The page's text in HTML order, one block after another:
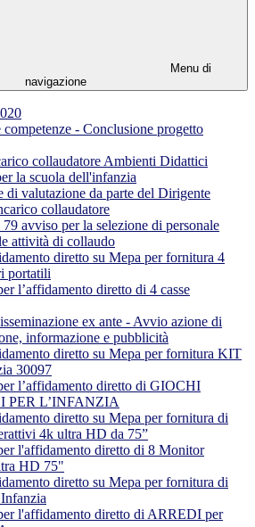
Menu di
navigazione
competenze - Conclusione progetto
collaudatore Ambienti Didattici
la scuola dell'infanzia
di valutazione da parte del Dirigente
collaudatore
avviso per la selezione di personale
attività di collaudo
diretto su Mepa per fornitura 4
portatili
l’affidamento diretto di 4 casse
ex ante - Avvio azione di
informazione e pubblicità
diretto su Mepa per fornitura KIT
30097
l’affidamento diretto di GIOCHI
PER L’INFANZIA
diretto su Mepa per fornitura di
4k ultra HD da 75”
l'affidamento diretto di 8 Monitor
HD 75"
diretto su Mepa per fornitura di
l'affidamento diretto di ARREDI per